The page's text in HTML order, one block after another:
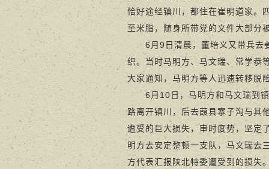
恰好途经镇川，都住在崔明道家。
至米脂，随身所带党的文件大部分
6月9日清晨，董培义又带兵去姜
织。当时马明方、马文瑞、常学恭
大家通知，马明方等人迅速转移脱
6月10日，马明方和马文瑞到镇
路离开镇川，后去葭县寨子沟与其
遭受的巨大损失，审时度势，坚定
明方去安定整顿一支队，马文瑞去
方代表汇报陕北特委遭受到的损失